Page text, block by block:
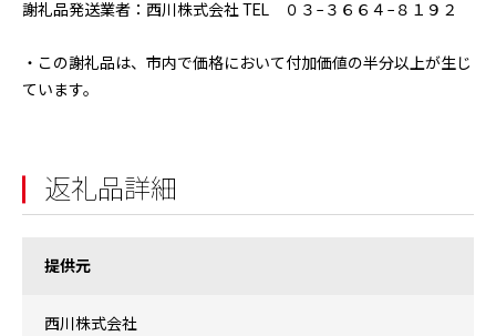
謝礼品発送業者：西川株式会社 TEL ０３−３６６４−８１９２
・この謝礼品は、市内で価格において付加価値の半分以上が生じ
ています。
返礼品詳細
提供元
西川株式会社